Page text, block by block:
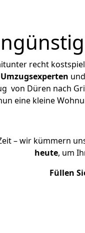
recht
von Düren nach
eine kleine
– wir kümmern
heute, um
Füllen